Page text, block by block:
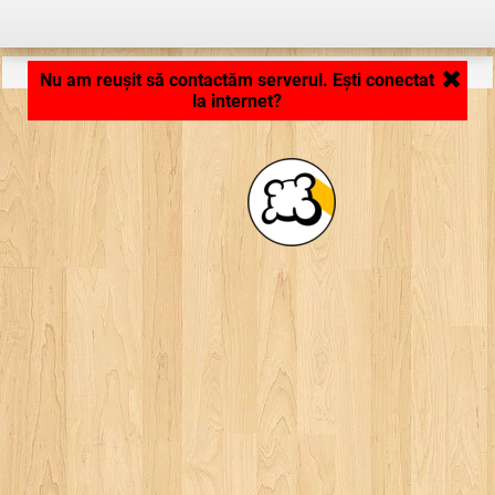
Aplicaţie în curs de încărcare .. ...